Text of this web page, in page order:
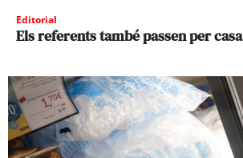
Editorial
Els referents també passen per casa